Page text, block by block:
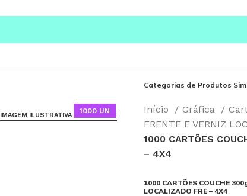
1000 UN
IMAGEM ILUSTRATIVA - SAIBA MAIS
Categorias de Produtos
Início Gráfica
FRENTE E VERNIZ
1000 CARTÕES
– 4X4
1000 CARTÕES COUCHE
LOCALIZADO FRE – 4X4